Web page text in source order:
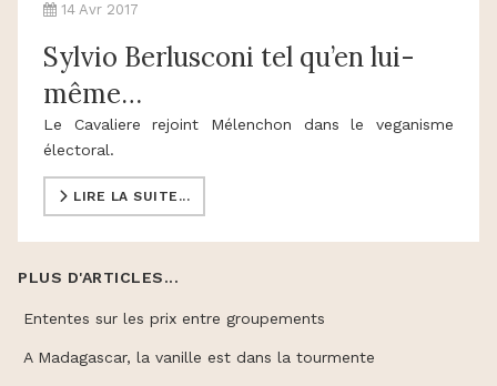
14 Avr 2017
Sylvio Berlusconi tel qu’en lui-
même…
Le Cavaliere rejoint Mélenchon dans le veganisme
électoral.
LIRE LA SUITE...
PLUS D'ARTICLES...
Ententes sur les prix entre groupements
A Madagascar, la vanille est dans la tourmente